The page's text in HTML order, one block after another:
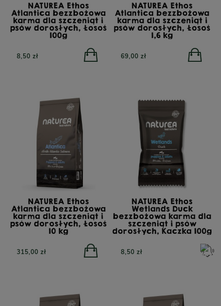
NATUREA Ethos
Atlantica bezzbożowa
karma dla szczeniąt i
psów dorosłych, Łosoś
100g
8,50 zł
NATUREA Ethos
Atlantica bezzbożowa
karma dla szczeniąt i
psów dorosłych, Łosoś
1,6 kg
69,00 zł
NATUREA Ethos
Atlantica bezzbożowa
karma dla szczeniąt i
psów dorosłych, Łosoś
10 kg
315,00 zł
NATUREA Ethos
Wetlands Duck
bezzbożowa karma dla
szczeniąt i psów
dorosłych, Kaczka 100g
8,50 zł